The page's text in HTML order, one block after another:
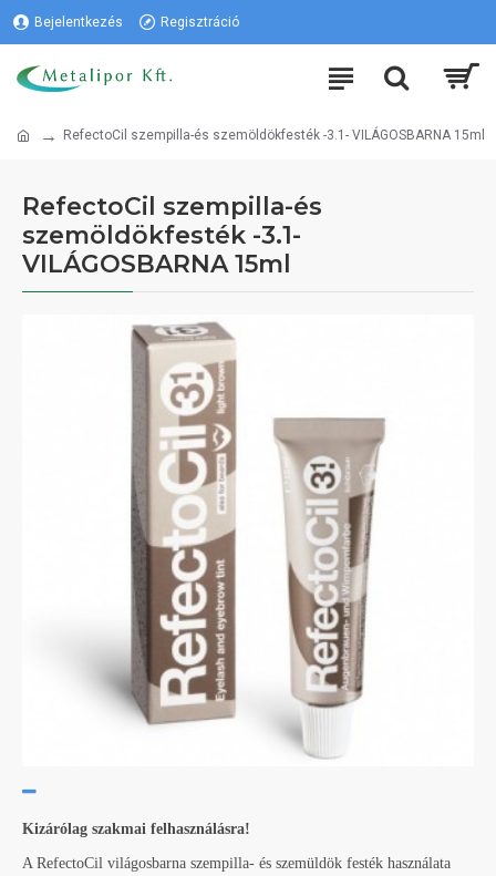
Bejelentkezés Regisztráció
RefectoCil szempilla-és szemöldökfesték -3.1- VILÁGOSBARNA 15ml
RefectoCil szempilla-és
szemöldökfesték -3.1-
VILÁGOSBARNA 15ml
Kizárólag szakmai felhasználásra!
A RefectoCil világosbarna szempilla- és szemüldök festék használata